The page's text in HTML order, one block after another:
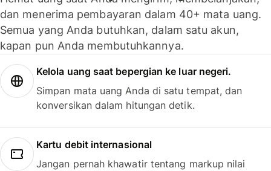
dan menerima pembayaran dalam 40+ mata uang.
Semua yang Anda butuhkan, dalam satu akun,
kapan pun Anda membutuhkannya.
Kelola uang saat bepergian ke luar negeri.
Simpan mata uang Anda di satu tempat, dan
konversikan dalam hitungan detik.
Kartu debit internasional
Jangan pernah khawatir tentang markup nilai